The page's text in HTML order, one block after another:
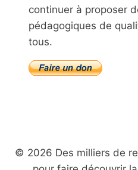
continuer à proposer
pédagogiques de
tous.
© 2026 Des milliers de